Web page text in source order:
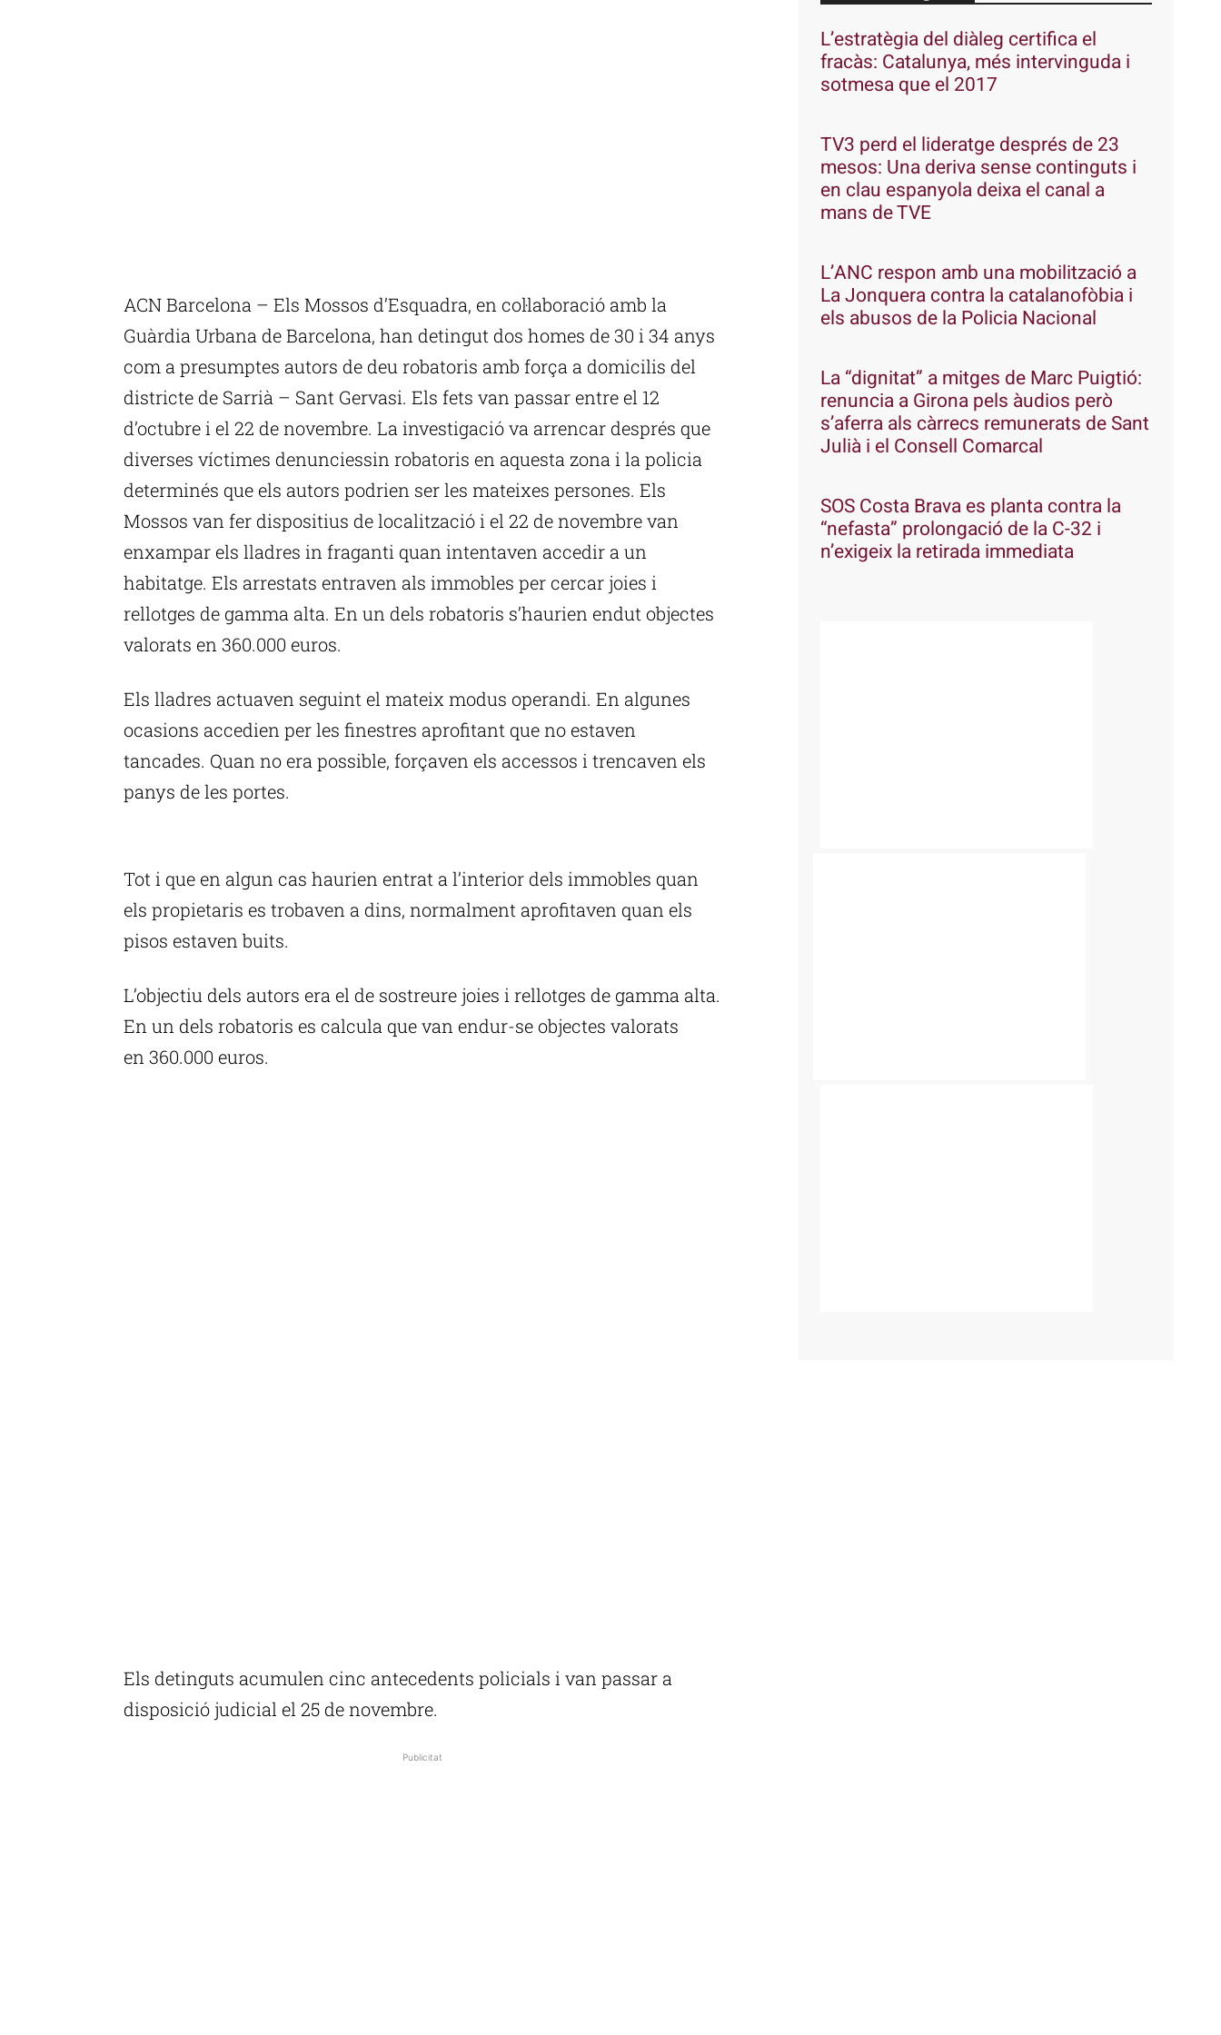
ACN Barcelona – Els Mossos d’Esquadra, en col·laboració amb la
Guàrdia Urbana de Barcelona, han detingut dos homes de 30 i 34 anys
com a presumptes autors de deu robatoris amb força a domicilis del
districte de Sarrià – Sant Gervasi. Els fets van passar entre el 12
d’octubre i el 22 de novembre. La investigació va arrencar després que
diverses víctimes denunciessin robatoris en aquesta zona i la policia
determinés que els autors podrien ser les mateixes persones. Els
Mossos van fer dispositius de localització i el 22 de novembre van
enxampar els lladres in fraganti quan intentaven accedir a un
habitatge. Els arrestats entraven als immobles per cercar joies i
rellotges de gamma alta. En un dels robatoris s’haurien endut objectes
valorats en 360.000 euros.
Els lladres actuaven seguint el mateix modus operandi. En algunes
ocasions accedien per les finestres aprofitant que no estaven
tancades. Quan no era possible, forçaven els accessos i trencaven els
panys de les portes.
Tot i que en algun cas haurien entrat a l’interior dels immobles quan
els propietaris es trobaven a dins, normalment aprofitaven quan els
pisos estaven buits.
L’objectiu dels autors era el de sostreure joies i rellotges de gamma alta.
En un dels robatoris es calcula que van endur-se objectes valorats
en 360.000 euros.
Els detinguts acumulen cinc antecedents policials i van passar a
disposició judicial el 25 de novembre.
Publicitat
L’estratègia del diàleg certifica el
fracàs: Catalunya, més intervinguda i
sotmesa que el 2017
TV3 perd el lideratge després de 23
mesos: Una deriva sense continguts i
en clau espanyola deixa el canal a
mans de TVE
L’ANC respon amb una mobilització a
La Jonquera contra la catalanofòbia i
els abusos de la Policia Nacional
La “dignitat” a mitges de Marc Puigtió:
renuncia a Girona pels àudios però
s’aferra als càrrecs remunerats de Sant
Julià i el Consell Comarcal
SOS Costa Brava es planta contra la
“nefasta” prolongació de la C-32 i
n’exigeix la retirada immediata